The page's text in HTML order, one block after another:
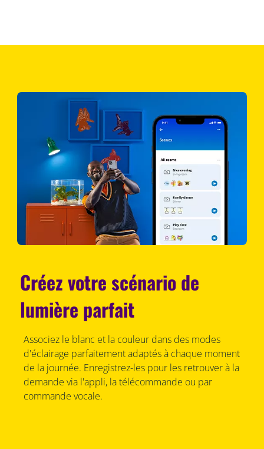
Créez votre scénario de
lumière parfait
Associez le blanc et la couleur dans des modes
d'éclairage parfaitement adaptés à chaque moment
de la journée. Enregistrez-les pour les retrouver à la
demande via l'appli, la télécommande ou par
commande vocale.